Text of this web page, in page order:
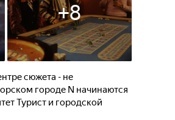
+8
сюжета - не
городе N начинаются
Турист и городской